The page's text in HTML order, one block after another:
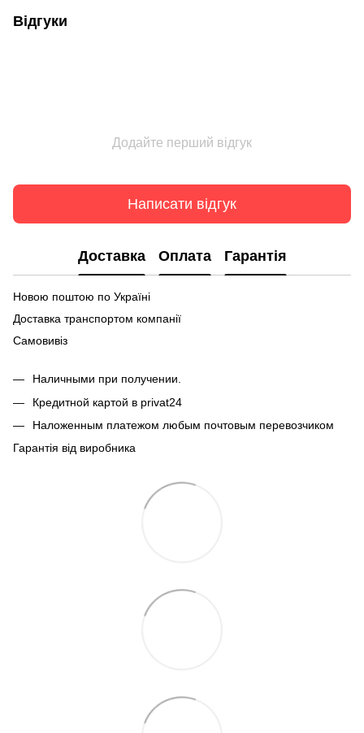
Відгуки
Додайте перший відгук
Написати відгук
Доставка Оплата Гарантія
Новою поштою по Україні
Доставка транспортом компанії
Самовивіз
Наличными при получении.
Кредитной картой в privat24
Наложенным платежом любым почтовым перевозчиком
Гарантія від виробника